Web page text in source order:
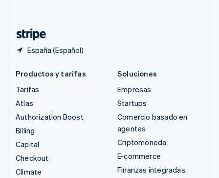
España (Español)
Productos y tarifas
Tarifas
Atlas
Authorization Boost
Billing
Capital
Checkout
Climate
Soluciones
Empresas
Startups
Comercio basado en
agentes
Criptomoneda
E-commerce
Finanzas integradas